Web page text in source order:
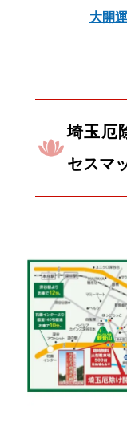
大開
埼玉厄
セスマ